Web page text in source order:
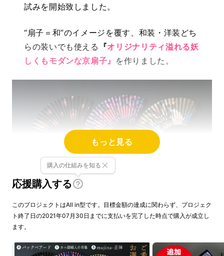
試みを開始致しました。
“扇子＝和”のイメージを覆す、和装・洋装どち
らの装いでも使える 『オリジナリティ溢れる妖
しくもモダンな京扇子』 を作りました。
プロジェクトの詳細
もっと見る
応援購入する
購入の仕組みを知る
このプロジェクトはAll in型です。目標金額の達成に関わらず、プロジェク
ト終了日の2021年07月30日までに支払いを完了した時点で購入が成立し
ます。